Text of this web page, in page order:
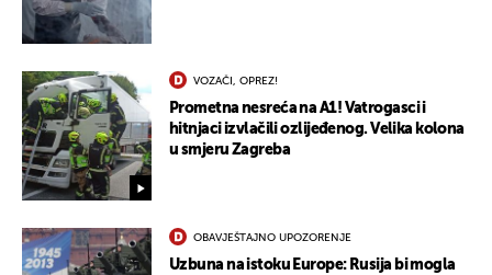
VOZAČI, OPREZ!
Prometna nesreća na A1! Vatrogasci i
hitnjaci izvlačili ozlijeđenog. Velika kolona
u smjeru Zagreba
OBAVJEŠTAJNO UPOZORENJE
Uzbuna na istoku Europe: Rusija bi mogla